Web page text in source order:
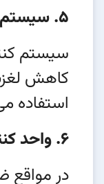
5. سیستم ترمز و ABS:
سیستم
کاهش
استفاده
6. واحد کنترل موتور:
در مواقع